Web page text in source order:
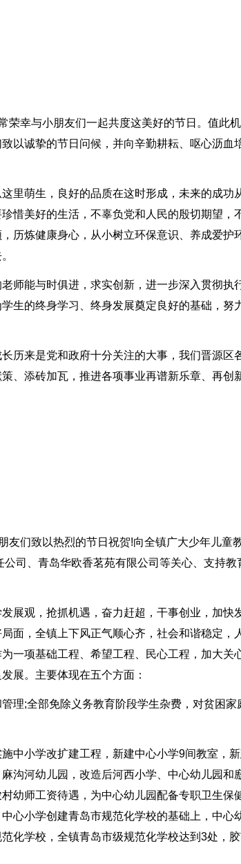
荣幸与小朋友们一起共度这美好的节日。值此机
以诚挚的节日问候，并向辛勤耕耘、呕心沥血
里萌生，良好的品质在这时形成，未来的成功
惜美好的生活，不辜负党和人民的殷切期望，
历炼健康身心，从小树立环保意识、养成爱护
师能与时俱进，求实创新，进一步深入贯彻执
生的终身学习、终身发展奠定良好的基础，努
历来是党和政府十分关注的大事，我们晋源区
、添砖加瓦，推进各项事业再谱新乐章、再创
友们致以热烈的节日祝贺!向全镇广大少年儿童
司、青岛华欧香茗苑有限公司等关心、支持教
展观，抢抓机遇，奋力赶超，干事创业，加快
面，全镇上下风正气顺心齐，社会和谐稳定，
一项基础工程、希望工程、民心工程，加大关
展。主要体现在五个方面：
理;全部免除义务教育阶段学生杂费，对贫困家
中小学改扩建工程，新建中心小学9间教室，
沟河幼儿园，改造后河西小学、中心幼儿园和
幼师工资待遇，为中心幼儿园配备专职卫生保
心小学创建青岛市规范化学校的基础上，中心
化学校，全镇青岛市级规范化学校达到3处，